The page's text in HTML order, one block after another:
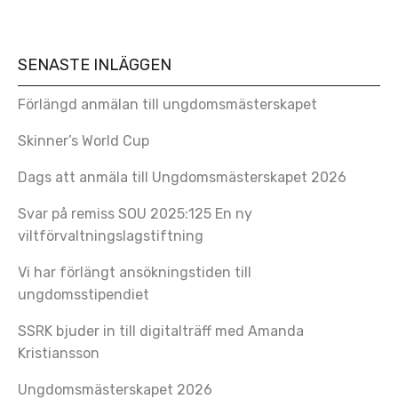
SENASTE INLÄGGEN
Förlängd anmälan till ungdomsmästerskapet
Skinner’s World Cup
Dags att anmäla till Ungdomsmästerskapet 2026
Svar på remiss SOU 2025:125 En ny
viltförvaltningslagstiftning
Vi har förlängt ansökningstiden till
ungdomsstipendiet
SSRK bjuder in till digitalträff med Amanda
Kristiansson
Ungdomsmästerskapet 2026